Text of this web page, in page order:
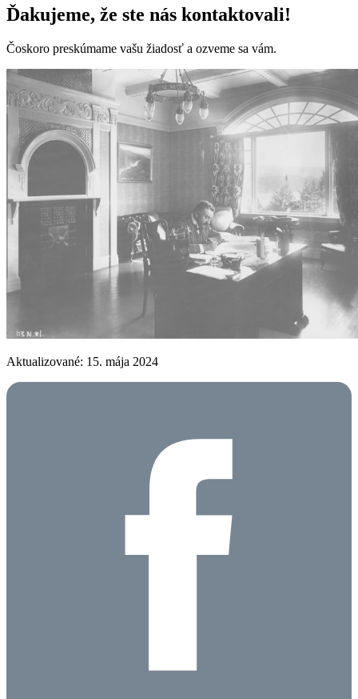
Ďakujeme, že ste nás kontaktovali!
Čoskoro preskúmame vašu žiadosť a ozveme sa vám.
Aktualizované: 15. mája 2024